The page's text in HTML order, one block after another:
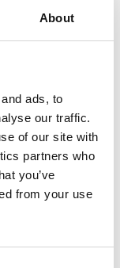
About
ads, to
our traffic.
of our site with
partners who
you’ve
from your use